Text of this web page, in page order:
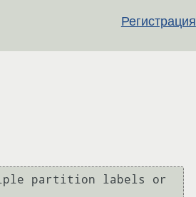
Регистрация
partition labels or